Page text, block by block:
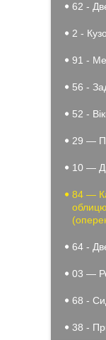
62 -
2 -
91 -
56 -
52 -
29 —
10 —
84 —
64 -
03 —
68 -
38 -